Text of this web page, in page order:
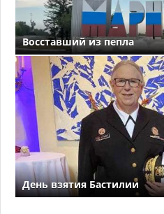
Восставший из пепла
День взятия Бастилии